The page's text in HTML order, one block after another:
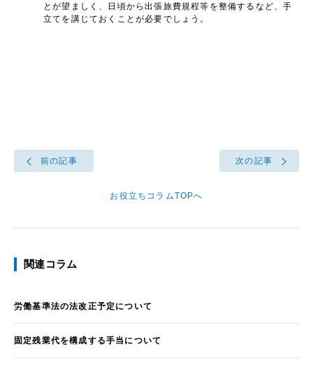
とが望ましく、日頃から出張旅費規程等を整備するなど、手
立てを講じておくことが必要でしょう。
前の記事
お役立ちコラムTOPへ
次の記事
関連コラム
労働基準法の法改正予定について
固定残業代を構成する手当について